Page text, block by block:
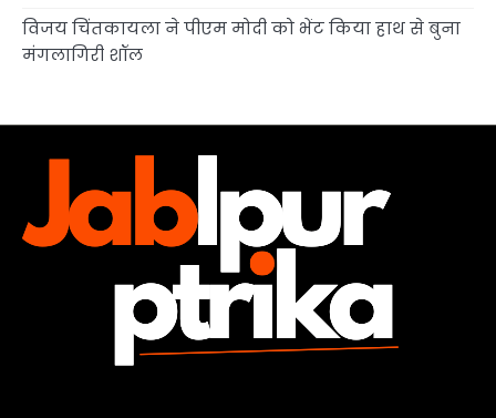
विजय चिंतकायला ने पीएम मोदी को भेंट किया हाथ से बुना
मंगलागिरी शॉल